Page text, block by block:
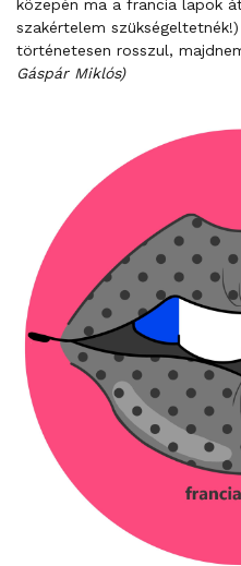
közepén ma a francia lapok
szakértelem
történetesen rosszul,
Gáspár Miklós)